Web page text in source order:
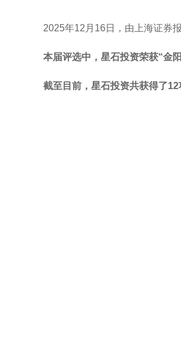
2025年12月16日，由上海证券
本届评选中，星石投资荣获“金
截至目前，星石投资共获得了